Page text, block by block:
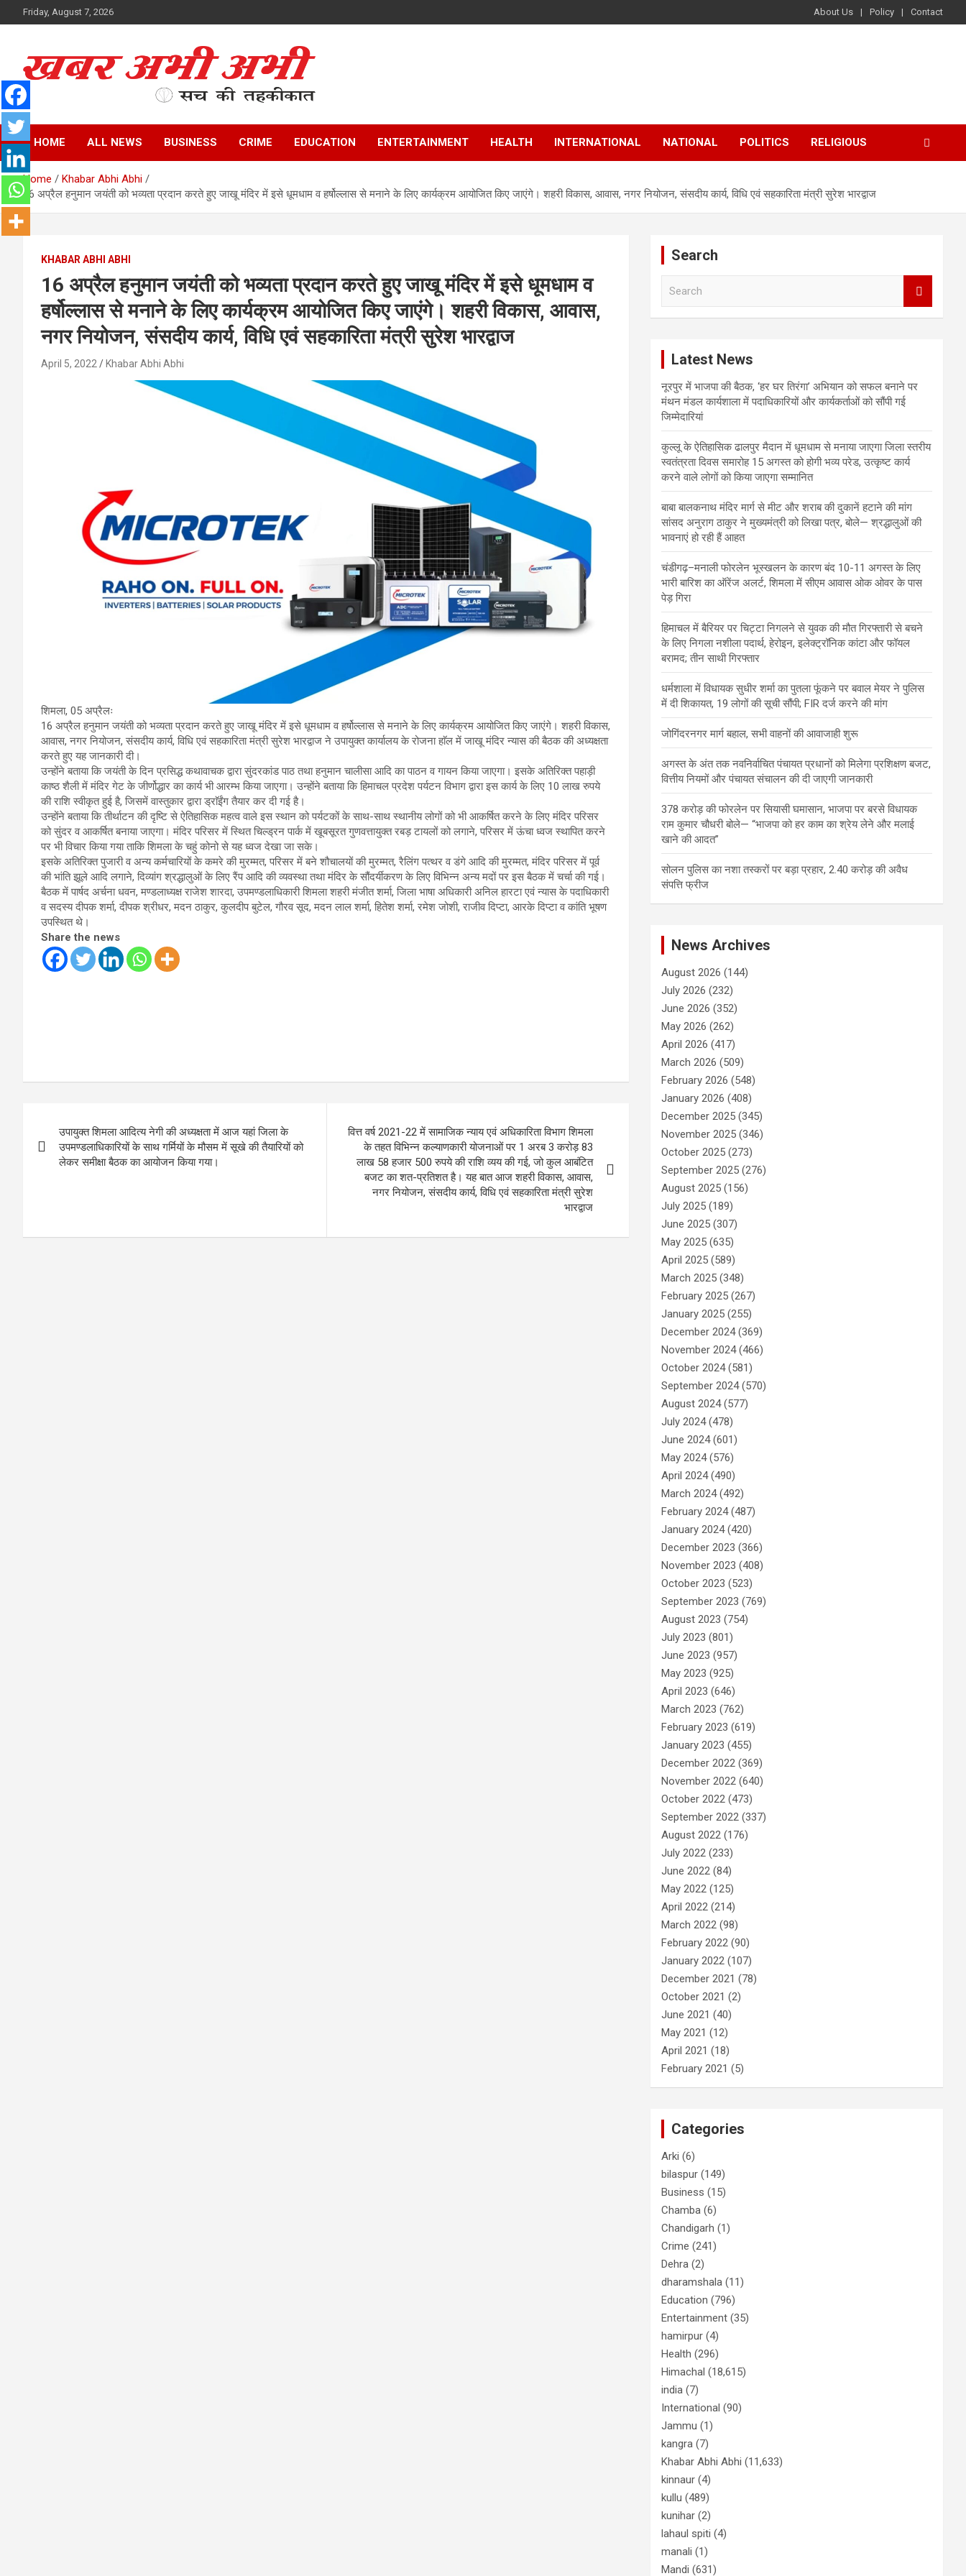
to
Friday, August 7, 2026 About Us Policy Contact
खबर अभी अभी
सच की तहकीकात
HOME ALL NEWS BUSINESS CRIME EDUCATION ENTERTAINMENT HEALTH INTERNATIONAL NATIONAL POLITICS RELIGIOUS
Home
Khabar Abhi Abhi
16 अप्रैल हनुमान जयंती को भव्यता प्रदान करते हुए जाखू मंदिर में इसे धूमधाम व हर्षोल्लास से मनाने के लिए कार्यक्रम आयोजित किए जाएंगे। शहरी विकास, आवास, नगर नियोजन, संसदीय कार्य, विधि एवं सहकारिता मंत्री सुरेश भारद्वाज
KHABAR ABHI ABHI
16 अप्रैल हनुमान जयंती को भव्यता प्रदान करते हुए जाखू मंदिर में इसे धूमधाम व
हर्षोल्लास से मनाने के लिए कार्यक्रम आयोजित किए जाएंगे। शहरी विकास, आवास,
नगर नियोजन, संसदीय कार्य, विधि एवं सहकारिता मंत्री सुरेश भारद्वाज
April 5, 2022 Khabar Abhi Abhi
शिमला, 05 अप्रैलः
16 अप्रैल हनुमान जयंती को भव्यता प्रदान करते हुए जाखू मंदिर में इसे धूमधाम व हर्षोल्लास से मनाने के लिए कार्यक्रम आयोजित किए जाएंगे। शहरी विकास,
आवास, नगर नियोजन, संसदीय कार्य, विधि एवं सहकारिता मंत्री सुरेश भारद्वाज ने उपायुक्त कार्यालय के रोजना हाॅल में जाखू मंदिर न्यास की बैठक की अध्यक्षता
करते हुए यह जानकारी दी।
उन्होंने बताया कि जयंती के दिन प्रसिद्ध कथावाचक द्वारा सुंदरकांड पाठ तथा हनुमान चालीसा आदि का पाठन व गायन किया जाएगा। इसके अतिरिक्त पहाड़ी
काष्ठ शैली में मंदिर गेट के जीर्णोद्धार का कार्य भी आरम्भ किया जाएगा। उन्होंने बताया कि हिमाचल प्रदेश पर्यटन विभाग द्वारा इस कार्य के लिए 10 लाख रुपये
की राशि स्वीकृत हुई है, जिसमें वास्तुकार द्वारा ड्राॅईंग तैयार कर दी गई है।
उन्होंने बताया कि तीर्थाटन की दृष्टि से ऐतिहासिक महत्व वाले इस स्थान को पर्यटकों के साथ-साथ स्थानीय लोगों को भी आकर्षित करने के लिए मंदिर परिसर
को सुंदर व आकर्षित बनाया जाएगा। मंदिर परिसर में स्थित चिल्ड्रन पार्क में खूबसूरत गुणवत्तायुक्त रबड़ टायलों को लगाने, परिसर में ऊंचा ध्वज स्थापित करने
पर भी विचार किया गया ताकि शिमला के चहुं कोनो से यह ध्वज देखा जा सके।
इसके अतिरिक्त पुजारी व अन्य कर्मचारियों के कमरे की मुरम्मत, परिसर में बने शौचालयों की मुरम्मत, रैलिंग पत्थर व डंगे आदि की मुरम्मत, मंदिर परिसर में पूर्व
की भांति झूले आदि लगाने, दिव्यांग श्रद्धालुओं के लिए रैंप आदि की व्यवस्था तथा मंदिर के सौंदर्यीकरण के लिए विभिन्न अन्य मदों पर इस बैठक में चर्चा की गई।
बैठक में पार्षद अर्चना धवन, मण्डलाध्यक्ष राजेश शारदा, उपमण्डलाधिकारी शिमला शहरी मंजीत शर्मा, जिला भाषा अधिकारी अनिल हारटा एवं न्यास के पदाधिकारी
व सदस्य दीपक शर्मा, दीपक श्रीधर, मदन ठाकुर, कुलदीप बुटेल, गौरव सूद, मदन लाल शर्मा, हितेश शर्मा, रमेश जोशी, राजीव दिप्टा, आरके दिप्टा व कांति भूषण
उपस्थित थे।
Share the news
navigation
उपायुक्त शिमला आदित्य नेगी की अध्यक्षता में आज यहां जिला के
उपमण्डलाधिकारियों के साथ गर्मियों के मौसम में सूखे की तैयारियों को
लेकर समीक्षा बैठक का आयोजन किया गया।
वित्त वर्ष 2021-22 में सामाजिक न्याय एवं अधिकारिता विभाग शिमला
के तहत विभिन्न कल्याणकारी योजनाओं पर 1 अरब 3 करोड़ 83
लाख 58 हजार 500 रुपये की राशि व्यय की गई, जो कुल आबंटित
बजट का शत-प्रतिशत है। यह बात आज शहरी विकास, आवास,
नगर नियोजन, संसदीय कार्य, विधि एवं सहकारिता मंत्री सुरेश
भारद्वाज
Search
Latest News
नूरपुर में भाजपा की बैठक, ‘हर घर तिरंगा’ अभियान को सफल बनाने पर
मंथन मंडल कार्यशाला में पदाधिकारियों और कार्यकर्ताओं को सौंपी गई
जिम्मेदारियां
कुल्लू के ऐतिहासिक ढालपुर मैदान में धूमधाम से मनाया जाएगा जिला स्तरीय
स्वतंत्रता दिवस समारोह 15 अगस्त को होगी भव्य परेड, उत्कृष्ट कार्य
करने वाले लोगों को किया जाएगा सम्मानित
बाबा बालकनाथ मंदिर मार्ग से मीट और शराब की दुकानें हटाने की मांग
सांसद अनुराग ठाकुर ने मुख्यमंत्री को लिखा पत्र, बोले— श्रद्धालुओं की
भावनाएं हो रही हैं आहत
चंडीगढ़–मनाली फोरलेन भूस्खलन के कारण बंद 10-11 अगस्त के लिए
भारी बारिश का ऑरेंज अलर्ट, शिमला में सीएम आवास ओक ओवर के पास
पेड़ गिरा
हिमाचल में बैरियर पर चिट्टा निगलने से युवक की मौत गिरफ्तारी से बचने
के लिए निगला नशीला पदार्थ, हेरोइन, इलेक्ट्रॉनिक कांटा और फॉयल
बरामद; तीन साथी गिरफ्तार
धर्मशाला में विधायक सुधीर शर्मा का पुतला फूंकने पर बवाल मेयर ने पुलिस
में दी शिकायत, 19 लोगों की सूची सौंपी; FIR दर्ज करने की मांग
जोगिंदरनगर मार्ग बहाल, सभी वाहनों की आवाजाही शुरू
अगस्त के अंत तक नवनिर्वाचित पंचायत प्रधानों को मिलेगा प्रशिक्षण बजट,
वित्तीय नियमों और पंचायत संचालन की दी जाएगी जानकारी
378 करोड़ की फोरलेन पर सियासी घमासान, भाजपा पर बरसे विधायक
राम कुमार चौधरी बोले— “भाजपा को हर काम का श्रेय लेने और मलाई
खाने की आदत”
सोलन पुलिस का नशा तस्करों पर बड़ा प्रहार, 2.40 करोड़ की अवैध
संपत्ति फ्रीज
News Archives
August 2026 (144)
July 2026 (232)
June 2026 (352)
May 2026 (262)
April 2026 (417)
March 2026 (509)
February 2026 (548)
January 2026 (408)
December 2025 (345)
November 2025 (346)
October 2025 (273)
September 2025 (276)
August 2025 (156)
July 2025 (189)
June 2025 (307)
May 2025 (635)
April 2025 (589)
March 2025 (348)
February 2025 (267)
January 2025 (255)
December 2024(369)
November 2024(466)
October 2024(581)
September 2024(570)
August 2024(577)
July 2024(478)
June 2024(601)
May 2024(576)
April 2024(490)
March 2024(492)
February 2024(487)
January 2024(420)
December 2023 (366)
November 2023 (408)
October 2023 (523)
September 2023 (769)
August 2023 (754)
July 2023 (801)
June 2023 (957)
May 2023 (925)
April 2023 (646)
March 2023 (762)
February 2023 (619)
January 2023 (455)
December 2022 (369)
November 2022 (640)
October 2022 (473)
September 2022 (337)
August 2022 (176)
July 2022 (233)
June 2022 (84)
May 2022 (125)
April 2022 (214)
March 2022 (98)
February 2022 (90)
January 2022 (107)
December 2021 (78)
October 2021 (2)
June 2021 (40)
May 2021 (12)
April 2021 (18)
February 2021 (5)
Categories
Arki (6)
bilaspur (149)
Business (15)
Chamba (6)
Chandigarh (1)
Crime (241)
Dehra (2)
dharamshala (11)
Education (796)
Entertainment (35)
hamirpur (4)
Health (296)
Himachal (18,615)
india (7)
International (90)
Jammu (1)
kangra (7)
Khabar Abhi Abhi (11,633)
kinnaur (4)
kullu (489)
kunihar (2)
lahaul spiti (4)
manali (1)
Mandi (631)